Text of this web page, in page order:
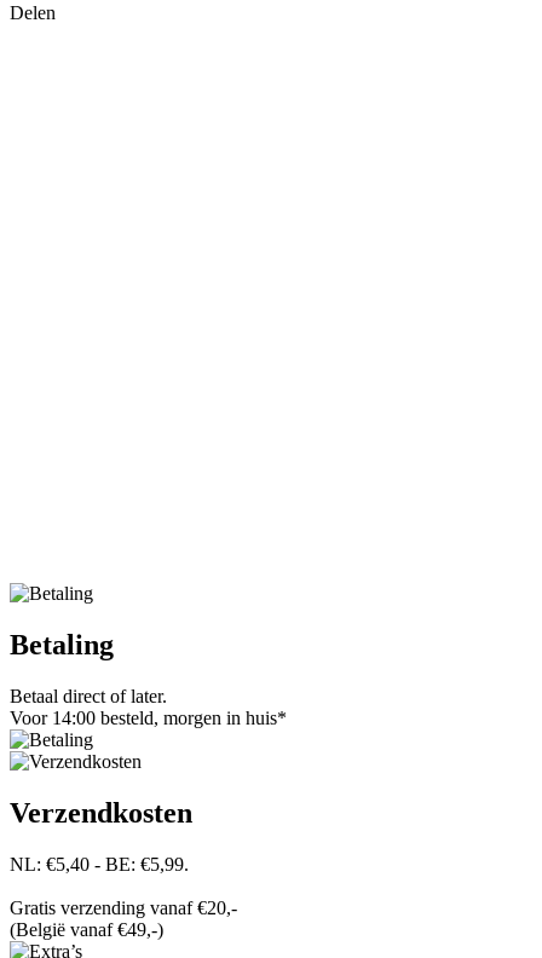
Delen
Betaling
Betaal direct of later.
Voor 14:00 besteld, morgen in huis*
Verzendkosten
NL: €5,40 - BE: €5,99.
Gratis verzending vanaf €20,-
(België vanaf €49,-)